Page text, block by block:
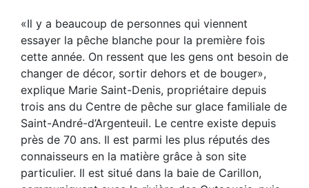
«Il y a beaucoup de personnes qui viennent
essayer la pêche blanche pour la première fois
cette année. On ressent que les gens ont besoin de
changer de décor, sortir dehors et de bouger»,
explique Marie Saint-Denis, propriétaire depuis
trois ans du Centre de pêche sur glace familiale de
Saint-André-d’Argenteuil. Le centre existe depuis
près de 70 ans. Il est parmi les plus réputés des
connaisseurs en la matière grâce à son site
particulier. Il est situé dans la baie de Carillon,